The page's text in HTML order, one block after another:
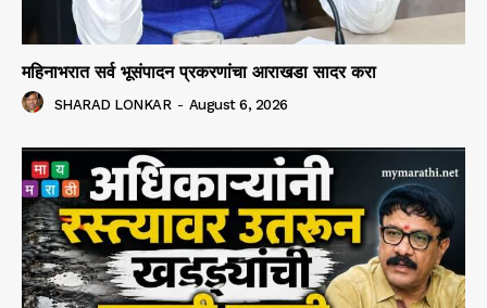
महिनाभरात सर्व भूसंपादन प्रकरणांचा आराखडा सादर करा
SHARAD LONKAR - August 6, 2026